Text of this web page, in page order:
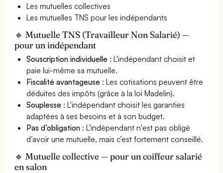
Les mutuelles collectives
Les mutuelles TNS pour les indépendants
🔹 Mutuelle TNS (Travailleur Non Salarié) —
pour un indépendant
Souscription individuelle : L'indépendant choisit et
paie lui-même sa mutuelle.
Fiscalité avantageuse : Les cotisations peuvent être
déduites des impôts (grâce à la loi Madelin).
Souplesse : L'indépendant choisit les garanties
adaptées à ses besoins et à son budget.
Pas d’obligation : L'indépendant n'est pas obligé
d’avoir une mutuelle, mais c’est fortement conseillé.
🔹 Mutuelle collective — pour un coiffeur salarié
en salon